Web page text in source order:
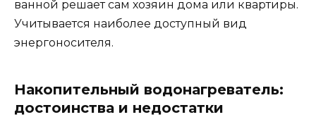
ванной решает сам хозяин дома или квартиры.
Учитывается наиболее доступный вид
энергоносителя.
Накопительный водонагреватель:
достоинства и недостатки